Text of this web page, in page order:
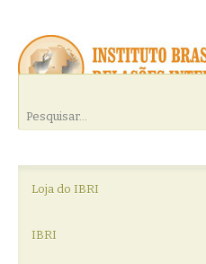
Loja do IBRI
IBRI